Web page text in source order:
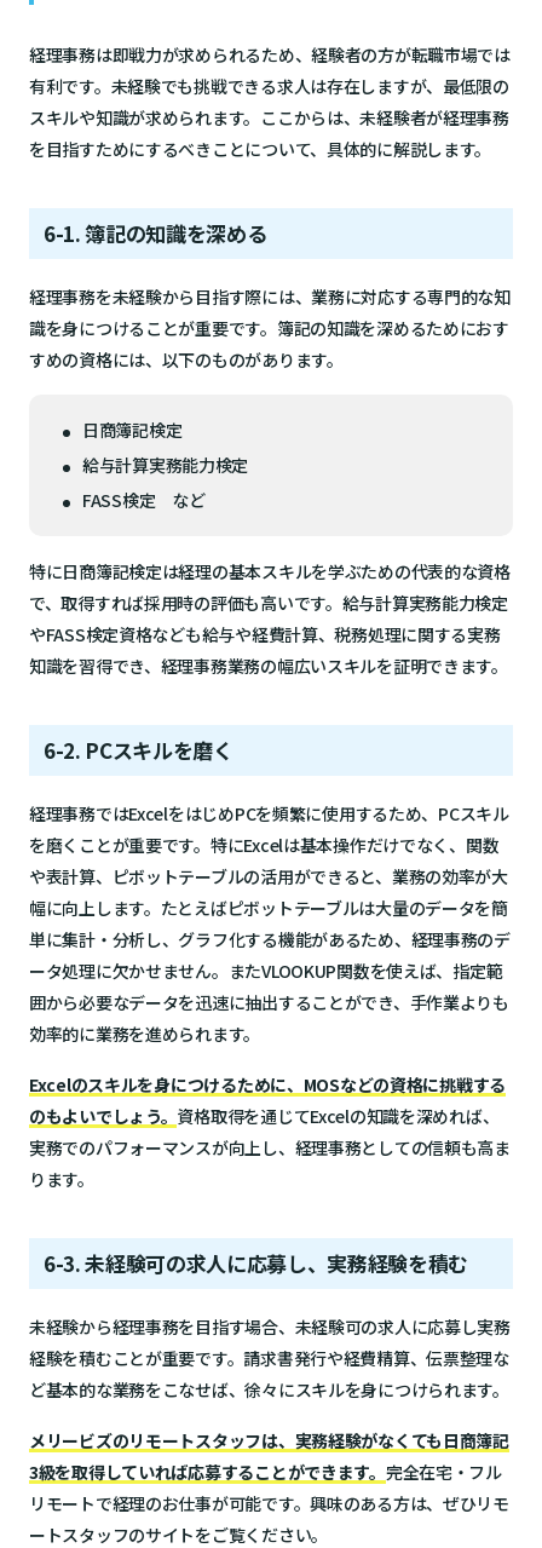
経理事務は即戦力が求められるため、経験者の方が転職市場では
有利です。未経験でも挑戦できる求人は存在しますが、最低限の
スキルや知識が求められます。ここからは、未経験者が経理事務
を目指すためにするべきことについて、具体的に解説します。
6-1. 簿記の知識を深める
経理事務を未経験から目指す際には、業務に対応する専門的な知
識を身につけることが重要です。簿記の知識を深めるためにおす
すめの資格には、以下のものがあります。
日商簿記検定
給与計算実務能力検定
FASS検定 など
特に日商簿記検定は経理の基本スキルを学ぶための代表的な資格
で、取得すれば採用時の評価も高いです。給与計算実務能力検定
やFASS検定資格なども給与や経費計算、税務処理に関する実務
知識を習得でき、経理事務業務の幅広いスキルを証明できます。
6-2. PCスキルを磨く
経理事務ではExcelをはじめPCを頻繁に使用するため、PCスキル
を磨くことが重要です。特にExcelは基本操作だけでなく、関数
や表計算、ピボットテーブルの活用ができると、業務の効率が大
幅に向上します。たとえばピボットテーブルは大量のデータを簡
単に集計・分析し、グラフ化する機能があるため、経理事務のデ
ータ処理に欠かせません。またVLOOKUP関数を使えば、指定範
囲から必要なデータを迅速に抽出することができ、手作業よりも
効率的に業務を進められます。
Excelのスキルを身につけるために、MOSなどの資格に挑戦する
のもよいでしょう。 資格取得を通じてExcelの知識を深めれば、
実務でのパフォーマンスが向上し、経理事務としての信頼も高ま
ります。
6-3. 未経験可の求人に応募し、実務経験を積む
未経験から経理事務を目指す場合、未経験可の求人に応募し実務
経験を積むことが重要です。請求書発行や経費精算、伝票整理な
ど基本的な業務をこなせば、徐々にスキルを身につけられます。
メリービズのリモートスタッフは、実務経験がなくても日商簿記
3級を取得していれば応募することができます。 完全在宅・フル
リモートで経理のお仕事が可能です。興味のある方は、ぜひリモ
ートスタッフのサイトをご覧ください。